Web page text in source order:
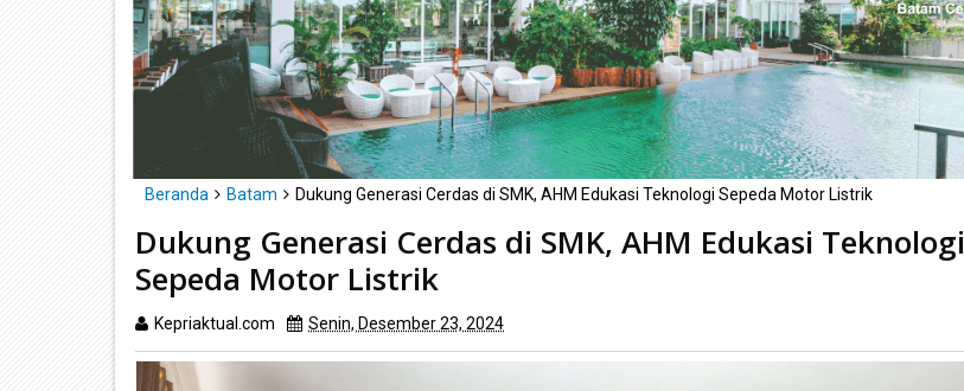
Beranda Batam Dukung Generasi Cerdas di SMK, AHM Edukasi Teknologi Sepeda Motor Listrik
Dukung Generasi Cerdas di SMK, AHM Edukasi Teknologi
Sepeda Motor Listrik
Kepriaktual.com Senin, Desember 23, 2024